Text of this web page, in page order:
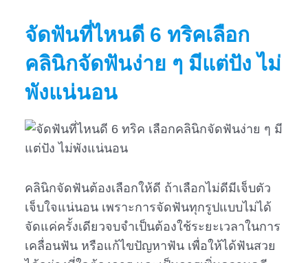
จัดฟันที่ไหนดี 6 ทริคเลือก
คลินิกจัดฟันง่าย ๆ มีแต่ปัง ไม่
พังแน่นอน
คลินิกจัดฟันต้องเลือกให้ดี ถ้าเลือกไม่ดีมีเจ็บตัว
เจ็บใจแน่นอน เพราะการจัดฟันทุกรูปแบบไม่ได้
จัดแค่ครั้งเดียวจบจำเป็นต้องใช้ระยะเวลาในการ
เคลื่อนฟัน หรือแก้ไขปัญหาฟัน เพื่อให้ได้ฟันสวย